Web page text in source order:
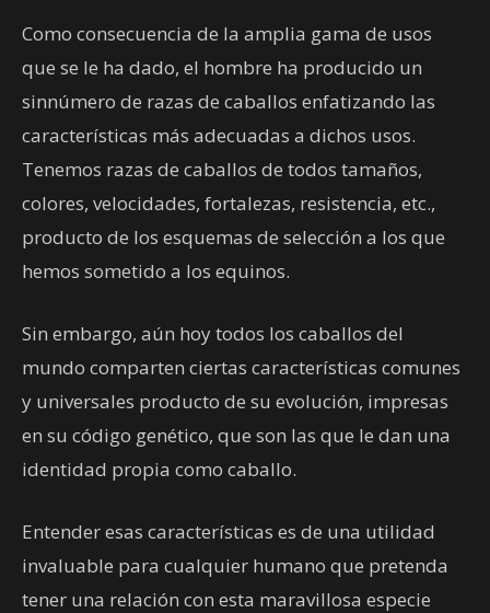
Como consecuencia de la amplia gama de usos
que se le ha dado, el hombre ha producido un
sinnúmero de razas de caballos enfatizando las
características más adecuadas a dichos usos.
Tenemos razas de caballos de todos tamaños,
colores, velocidades, fortalezas, resistencia, etc.,
producto de los esquemas de selección a los que
hemos sometido a los equinos.
Sin embargo, aún hoy todos los caballos del
mundo comparten ciertas características comunes
y universales producto de su evolución, impresas
en su código genético, que son las que le dan una
identidad propia como caballo.
Entender esas características es de una utilidad
invaluable para cualquier humano que pretenda
tener una relación con esta maravillosa especie